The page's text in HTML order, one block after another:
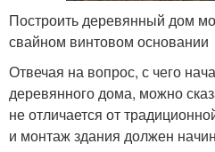
Построить деревянный дом
свайном винтовом основании
Отвечая на вопрос, с чего
деревянного дома, можно
не отличается от
и монтаж здания должен